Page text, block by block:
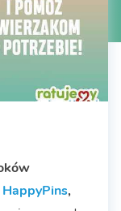
HappyPins,